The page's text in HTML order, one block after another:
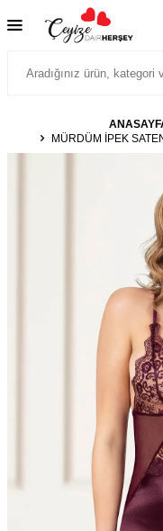
MÜRDÜM IPEK